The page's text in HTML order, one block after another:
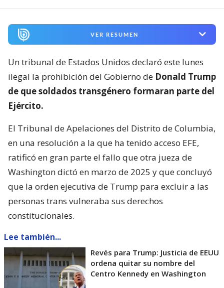
VER RESUMEN
Un tribunal de Estados Unidos declaró este lunes
ilegal la prohibición del Gobierno de Donald Trump
de que soldados transgénero formaran parte del
Ejército.
El Tribunal de Apelaciones del Distrito de Columbia,
en una resolución a la que ha tenido acceso EFE,
ratificó en gran parte el fallo que otra jueza de
Washington dictó en marzo de 2025 y que concluyó
que la orden ejecutiva de Trump para excluir a las
personas trans vulneraba sus derechos
constitucionales.
Lee también...
Revés para Trump: Justicia de EEUU
ordena quitar su nombre del
Centro Kennedy en Washington